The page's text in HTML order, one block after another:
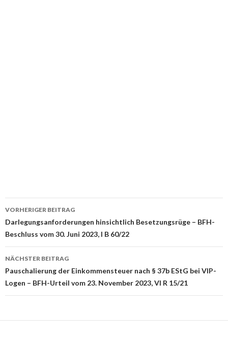
Beitrags-
Navigation
VORHERIGER BEITRAG
Darlegungsanforderungen hinsichtlich Besetzungsrüge – BFH-
Beschluss vom 30. Juni 2023, I B 60/22
NÄCHSTER BEITRAG
Pauschalierung der Einkommensteuer nach § 37b EStG bei VIP-
Logen – BFH-Urteil vom 23. November 2023, VI R 15/21